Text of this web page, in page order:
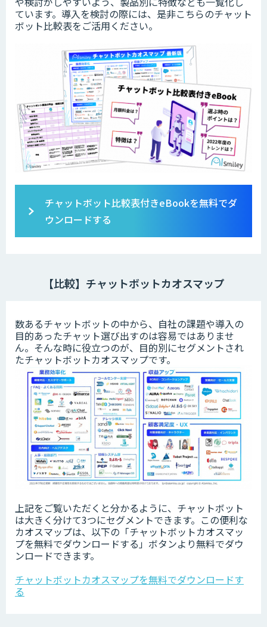
ています。導入を検討の際には、是非こちらのチャット
ボット比較表をご活用ください。
チャットボット比較表付きeBookを無料でダ
ウンロードする
【比較】チャットボットカオスマップ
数あるチャットボットの中から、自社の課題や導入の
目的あったチャット選び出すのは容易ではありませ
ん。そんな時に役立つのが、目的別にセグメントされ
たチャットボットカオスマップです。
上記をご覧いただくと分かるように、チャットボット
は大きく分けて3つにセグメントできます。この便利な
カオスマップは、以下の「チャットボットカオスマッ
プを無料でダウンロードする」ボタンより無料でダウ
ンロードできます。
チャットボットカオスマップを無料でダウンロードす
る